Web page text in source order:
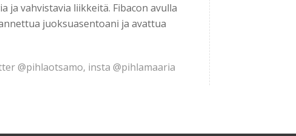
ja vahvistavia liikkeitä. Fibacon avulla
juoksuasentoani ja avattua
@pihlaotsamo, insta @pihlamaaria